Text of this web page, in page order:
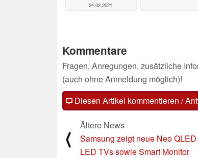
24.02.2021
Kommentare
Fragen, Anregungen, zusätzliche
(auch ohne Anmeldung möglich)!
Diesen Artikel kommentieren /
⟨
Ältere News
Samsung zeigt neue Neo
LED TVs sowie Smart Monitor